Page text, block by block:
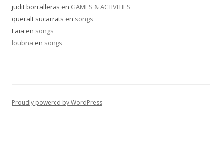
judit borralleras en GAMES & ACTIVITIES
queralt sucarrats en songs
Laia en songs
loubna en songs
Proudly powered by WordPress